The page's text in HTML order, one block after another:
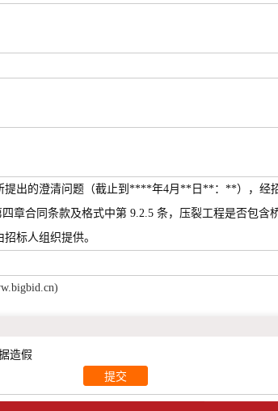
提出的澄清问题（截止到****年4月**日**：**），经
章合同条款及格式中第 9.2.5 条，压裂工程是否包含
标人组织提供。
造假